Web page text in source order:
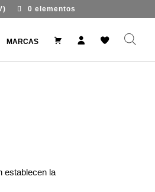
0 elementos
MARCAS
W
establecen la